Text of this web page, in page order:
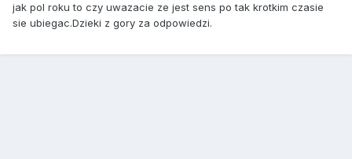
jak pol roku to czy uwazacie ze jest sens po tak krotkim czasie
sie ubiegac.Dzieki z gory za odpowiedzi.